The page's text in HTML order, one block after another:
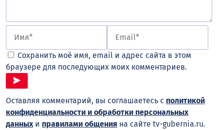
Сохранить моё имя, email и адрес сайта в этом
браузере для последующих моих комментариев.
Оставляя комментарий, вы соглашаетесь с политикой
конфиденциальности и обработки персональных
данных и правилами общения на сайте tv-gubernia.ru.